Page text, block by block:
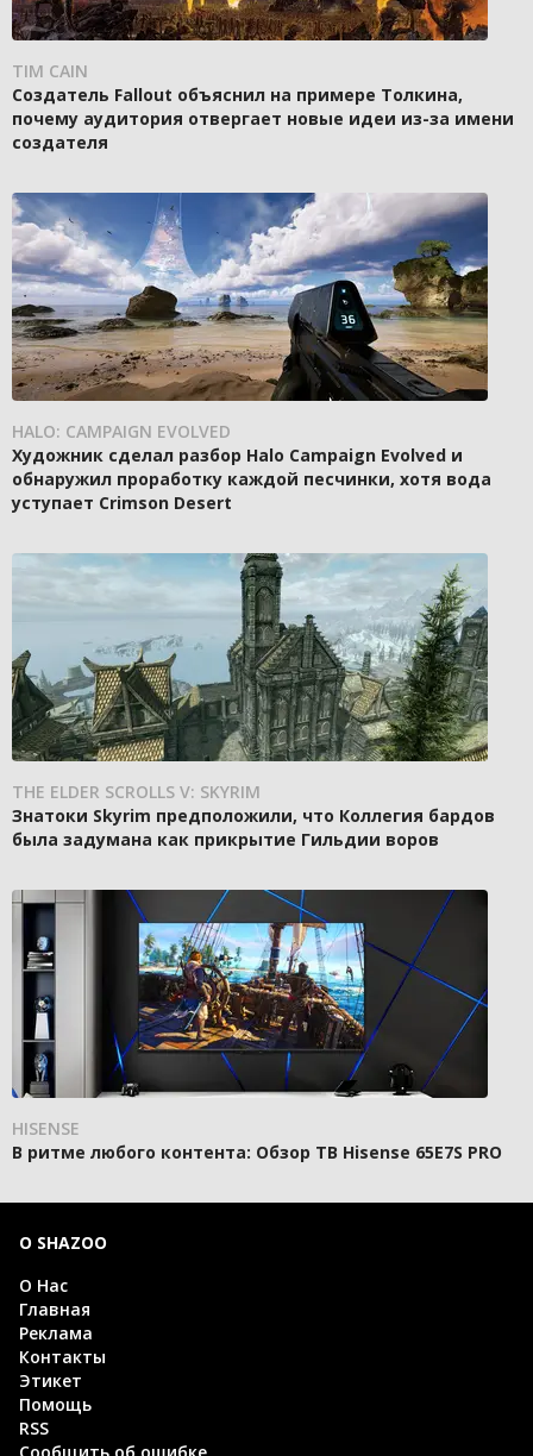
TIM CAIN
Создатель Fallout объяснил на примере Толкина,
почему аудитория отвергает новые идеи из-за имени
создателя
HALO: CAMPAIGN EVOLVED
Художник сделал разбор Halo Campaign Evolved и
обнаружил проработку каждой песчинки, хотя вода
уступает Crimson Desert
THE ELDER SCROLLS V: SKYRIM
Знатоки Skyrim предположили, что Коллегия бардов
была задумана как прикрытие Гильдии воров
HISENSE
В ритме любого контента: Обзор ТВ Hisense 65E7S PRO
О SHAZOO
О Нас
Главная
Реклама
Контакты
Этикет
Помощь
RSS